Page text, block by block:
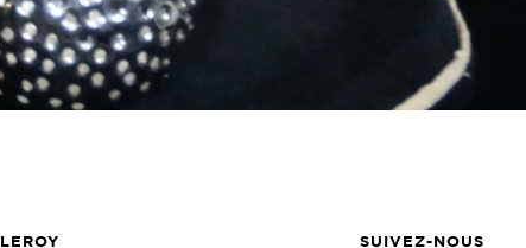
SUIVEZ-NOUS